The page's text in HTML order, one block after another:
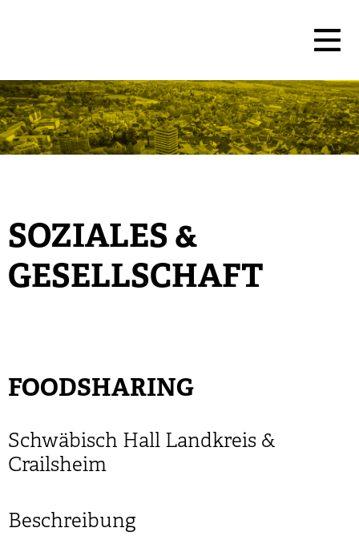
SOZIALES &
GESELLSCHAFT
FOODSHARING
Schwäbisch Hall Landkreis &
Crailsheim
Beschreibung